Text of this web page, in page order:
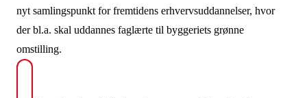
nyt samlingspunkt for fremtidens erhvervsuddannelser, hvor
der bl.a. skal uddannes faglærte til byggeriets grønne
omstilling.